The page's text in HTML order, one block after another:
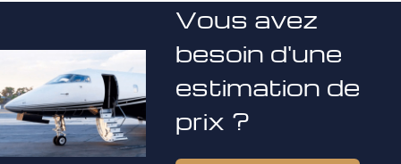
Vous avez
besoin d'une
estimation de
prix ?